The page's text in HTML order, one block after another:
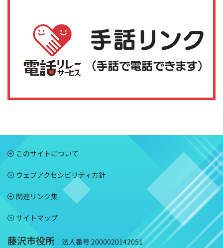
このサイトについて
ウェブアクセシビリティ方針
関連リンク集
サイトマップ
藤沢市役所 法人番号 2000020142051